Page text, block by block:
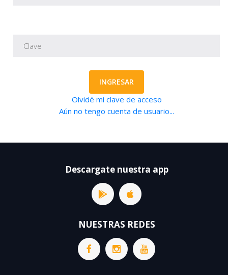
INGRESAR
Olvidé mi clave de acceso
Aún no tengo cuenta de usuario...
Descargate nuestra app
NUESTRAS REDES